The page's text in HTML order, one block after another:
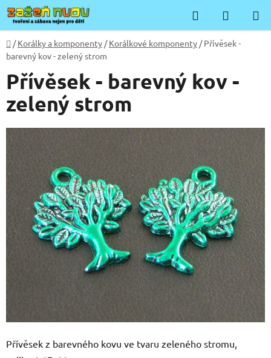
Přejít
na
obsah
Hledat
KOŠÍK
Domů
/ Korálky a komponenty / Korálkové komponenty / Přívěsek -
barevný kov - zelený strom
Přívěsek z barevného kovu ve tvaru zeleného stromu,
Přívěsek - barevný kov -
zelený strom